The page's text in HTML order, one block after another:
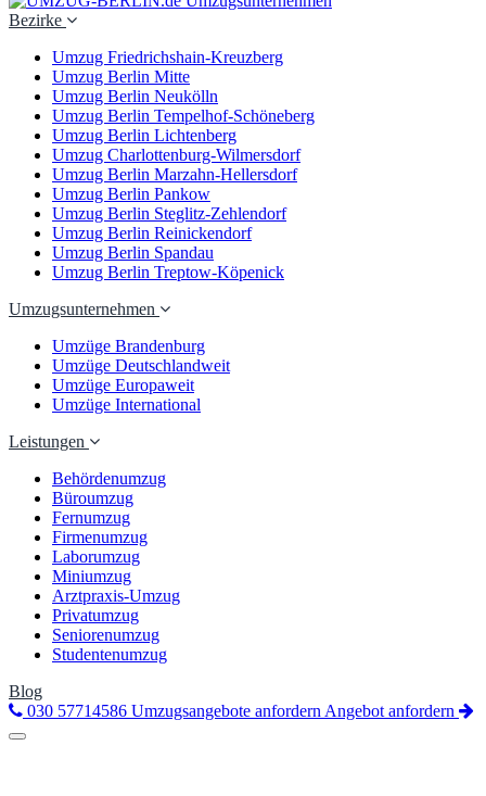
Bezirke
Umzug Friedrichshain-Kreuzberg
Umzug Berlin Mitte
Umzug Berlin Neukölln
Umzug Berlin Tempelhof-Schöneberg
Umzug Berlin Lichtenberg
Umzug Charlottenburg-Wilmersdorf
Umzug Berlin Marzahn-Hellersdorf
Umzug Berlin Pankow
Umzug Berlin Steglitz-Zehlendorf
Umzug Berlin Reinickendorf
Umzug Berlin Spandau
Umzug Berlin Treptow-Köpenick
Umzugsunternehmen
Umzüge Brandenburg
Umzüge Deutschlandweit
Umzüge Europaweit
Umzüge International
Leistungen
Behördenumzug
Büroumzug
Fernumzug
Firmenumzug
Laborumzug
Miniumzug
Arztpraxis-Umzug
Privatumzug
Seniorenumzug
Studentenumzug
Blog
030 57714586 Umzugsangebote anfordern Angebot anfordern